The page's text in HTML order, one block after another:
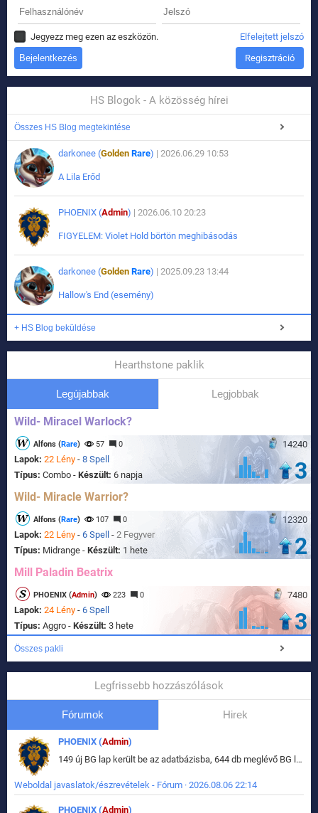
Jegyezz meg ezen az eszközön. Elfelejtett jelszó
Regisztráció
HS Blogok - A közösség hírei
Összes HS Blog megtekintése
darkonee (Golden Rare) | 2026.06.29 10:53
A Lila Erőd
PHOENIX (Admin) | 2026.06.10 20:23
FIGYELEM: Violet Hold börtön meghibásodás
darkonee (Golden Rare) | 2025.09.23 13:44
Hallow's End (esemény)
+ HS Blog beküldése
Hearthstone paklik
Legújabbak Legjobbak
Wild- Miracel Warlock?
14240
Alfons (Rare) 57 0
Lapok: 22 Lény - 8 Spell
Típus: Combo - Készült: 6 napja 3
Wild- Miracle Warrior?
12320
Alfons (Rare) 107 0
Lapok: 22 Lény - 6 Spell - 2 Fegyver
Típus: Midrange - Készült: 1 hete 2
Mill Paladin Beatrix
7480
PHOENIX (Admin) 223 0
Lapok: 24 Lény - 6 Spell
Típus: Aggro - Készült: 3 hete 3
Összes pakli
Legfrissebb hozzászólások
Fórumok Hirek
PHOENIX (Admin)
149 új BG lap került be az adatbázisba, 644 db meglévő BG lap módosult, bekerültek az új képek a megváltozott lapokhoz is.
Weboldal javaslatok/észrevételek - Fórum · 2026.08.06 22:14
PHOENIX (Admin)